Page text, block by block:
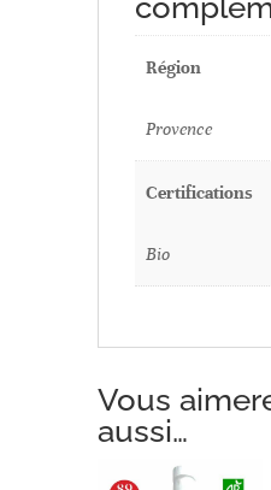
Région
Provence
Certifications
Bio
Vous
aussi…